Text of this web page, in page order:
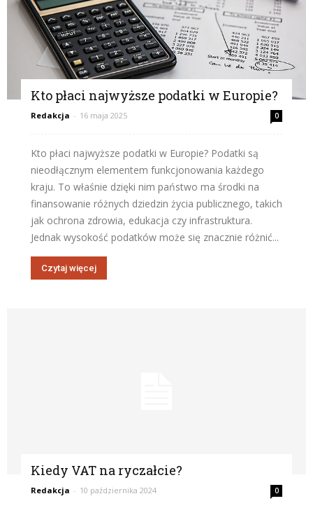
Kto płaci najwyższe podatki w Europie?
Redakcja - 16 maja 2025 0
Kto płaci najwyższe podatki w Europie? Podatki są
nieodłącznym elementem funkcjonowania każdego
kraju. To właśnie dzięki nim państwo ma środki na
finansowanie różnych dziedzin życia publicznego, takich
jak ochrona zdrowia, edukacja czy infrastruktura.
Jednak wysokość podatków może się znacznie różnić...
Czytaj więcej
Kiedy VAT na ryczałcie?
Redakcja - 10 października 2024 0